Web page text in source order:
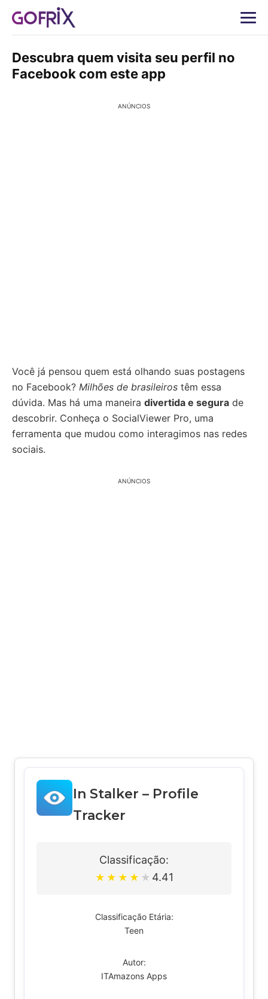
Descubra quem visita seu perfil no
Facebook com este app
ANÚNCIOS
Você já pensou quem está olhando suas postagens
no Facebook? Milhões de brasileiros têm essa
dúvida. Mas há uma maneira divertida e segura de
descobrir. Conheça o SocialViewer Pro, uma
ferramenta que mudou como interagimos nas redes
sociais.
ANÚNCIOS
In Stalker – Profile
Tracker
Classificação:
★ ★ ★ ★ ★ 4.41
Classificação Etária:
Teen
Autor:
ITAmazons Apps